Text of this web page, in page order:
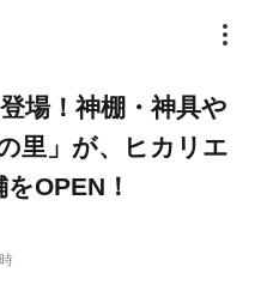
場！神棚・神具や
里」が、ヒカリエ
OPEN！